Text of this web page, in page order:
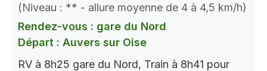
(Niveau : ** - allure moyenne de 4 à 4,5 km/h)
Rendez-vous : gare du Nord
Départ : Auvers sur Oise
RV à 8h25 gare du Nord, Train à 8h41 pour